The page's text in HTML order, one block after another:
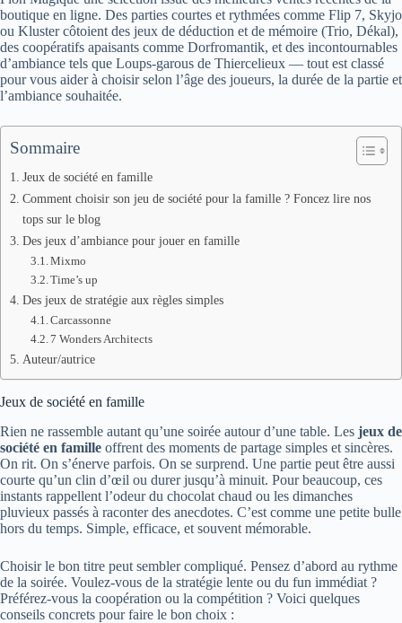
boutique en ligne. Des parties courtes et rythmées comme Flip 7, Skyjo
ou Kluster côtoient des jeux de déduction et de mémoire (Trio, Dékal),
des coopératifs apaisants comme Dorfromantik, et des incontournables
d’ambiance tels que Loups‑garous de Thiercelieux — tout est classé
pour vous aider à choisir selon l’âge des joueurs, la durée de la partie et
l’ambiance souhaitée.
Sommaire
Jeux de société en famille
Comment choisir son jeu de société pour la famille ? Foncez lire nos
tops sur le blog
Des jeux d’ambiance pour jouer en famille
Mixmo
Time’s up
Des jeux de stratégie aux règles simples
Carcassonne
7 Wonders Architects
Auteur/autrice
Jeux de société en famille
Rien ne rassemble autant qu’une soirée autour d’une table. Les jeux de
société en famille offrent des moments de partage simples et sincères.
On rit. On s’énerve parfois. On se surprend. Une partie peut être aussi
courte qu’un clin d’œil ou durer jusqu’à minuit. Pour beaucoup, ces
instants rappellent l’odeur du chocolat chaud ou les dimanches
pluvieux passés à raconter des anecdotes. C’est comme une petite bulle
hors du temps. Simple, efficace, et souvent mémorable.
Choisir le bon titre peut sembler compliqué. Pensez d’abord au rythme
de la soirée. Voulez-vous de la stratégie lente ou du fun immédiat ?
Préférez-vous la coopération ou la compétition ? Voici quelques
conseils concrets pour faire le bon choix :